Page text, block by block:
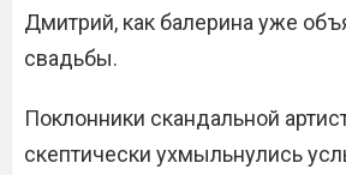
Дмитрий, как балерина уже
свадьбы.
Поклонники скандальной
скептически ухмыльнулись